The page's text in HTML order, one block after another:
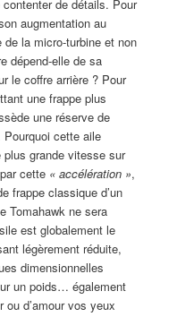
de détails. Pour
augmentation au
de la micro-turbine et non
dépend-elle de sa
le coffre arrière ? Pour
une frappe plus
une réserve de
cette aile
plus grande vitesse sur
cette «accélération »,
frappe classique d’un
Tomahawk ne sera
est globalement le
légèrement réduite,
dimensionnelles
un poids… également
ou d’amour vos yeux